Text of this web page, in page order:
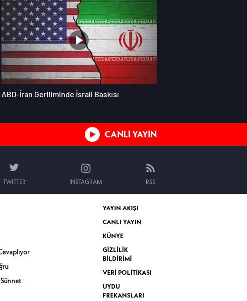
ABD-İran Geriliminde İsrail Baskısı
CANLI YAYIN
TWITTER INSTAGRAM RSS
YAYIN AKIŞI
CANLI YAYIN
KÜNYE
GİZLİLİK
BİLDİRİMİ
VERİ POLİTİKASI
UYDU
FREKANSLARI